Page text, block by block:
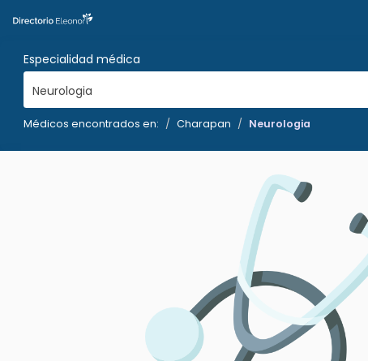
Especialidad médica
Neurologia
Médicos encontrados en: Charapan Neurologia